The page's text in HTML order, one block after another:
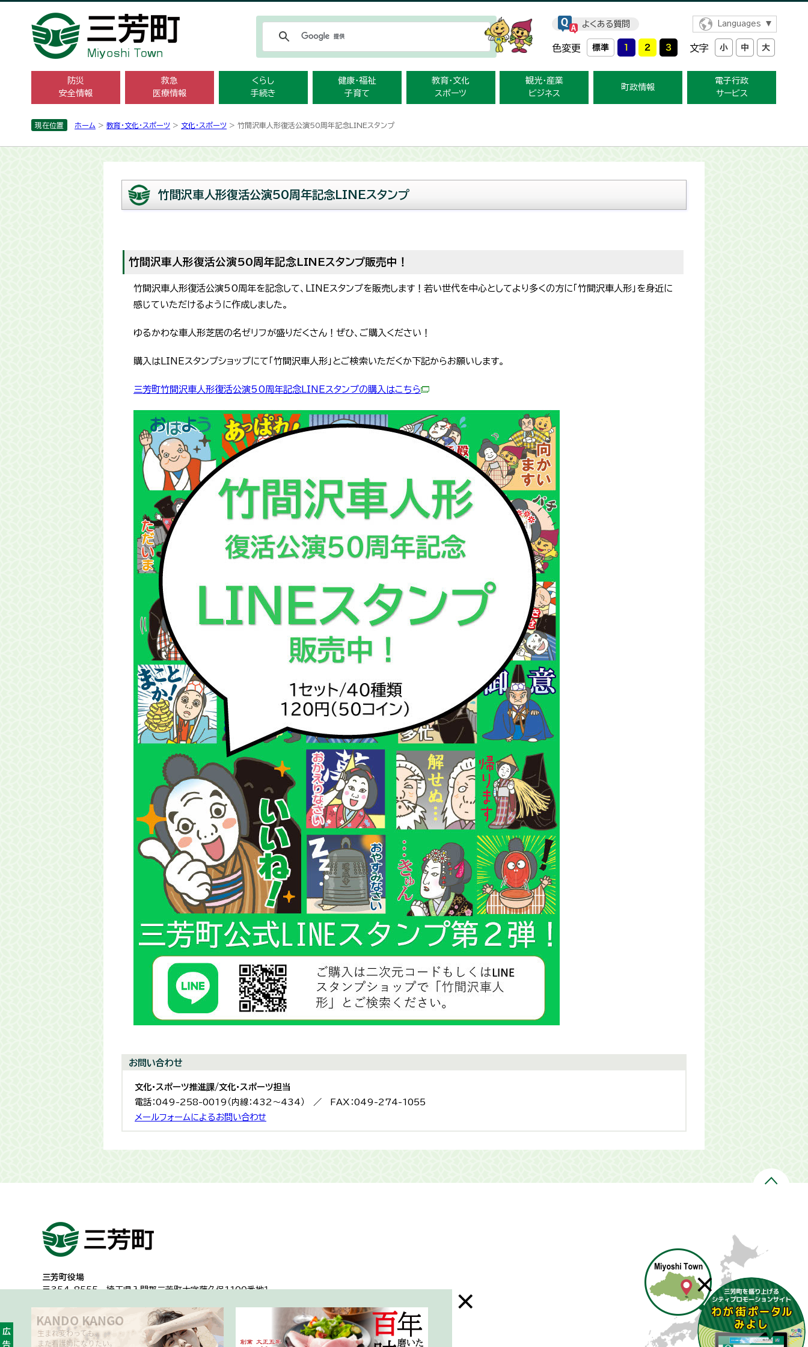
よくある質問 Languages
色変更 文字
防災
安全情報
救急
医療情報
くらし
手続き
健康・福祉
子育て
教育・文化
スポーツ
観光・産業
ビジネス
町政情報
電子行政
サービス
現在位置 ホーム > 教育・文化・スポーツ > 文化・スポーツ > 竹間沢車人形復活公演50周年記念LINEスタンプ
竹間沢車人形復活公演50周年記念LINEスタンプ
竹間沢車人形復活公演50周年記念LINEスタンプ販売中！
竹間沢車人形復活公演50周年を記念して、LINEスタンプを販売します！若い世代を中心としてより多くの方に「竹間沢車人形」を身近に
感じていただけるように作成しました。
ゆるかわな車人形芝居の名ゼリフが盛りだくさん！ぜひ、ご購入ください！
購入はLINEスタンプショップにて「竹間沢車人形」とご検索いただくか下記からお願いします。
三芳町竹間沢車人形復活公演50周年記念LINEスタンプの購入はこちら
お問い合わせ
文化・スポーツ推進課/文化・スポーツ担当
電話：049-258-0019（内線：432〜434） ／ FAX：049-274-1055
メールフォームによるお問い合わせ
三芳町役場
〒354-8555埼玉県入間郡三芳町大字藤久保1100番地１
一般的な業務時間8時30分から17時15分（土日祝日及び年末年始はお休み）
開庁時間・アクセス 各課への問い合わせ 三芳町ホームページ
広告